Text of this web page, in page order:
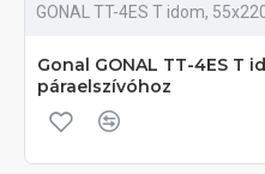
GONAL TT-4ES T idom,
Gonal GONAL TT-4ES T
páraelszívóhoz